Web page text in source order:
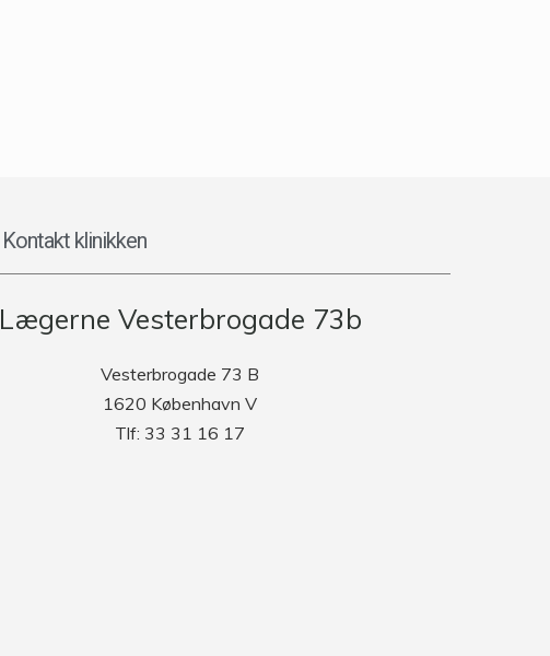
Kontakt klinikken
Lægerne Vesterbrogade 73b
Vesterbrogade 73 B
1620 København V
Tlf: 33 31 16 17